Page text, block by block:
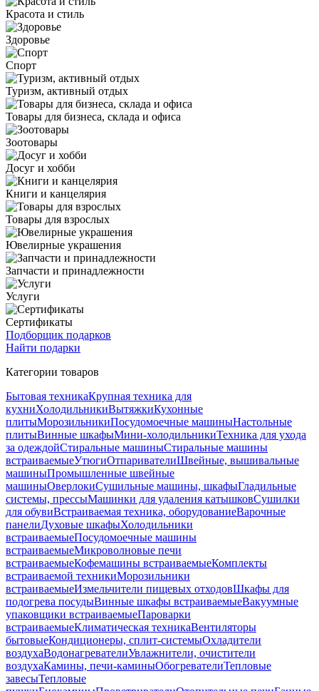
Красота и стиль
Здоровье
Спорт
Туризм, активный отдых
Товары для бизнеса, склада и офиса
Зоотовары
Досуг и хобби
Книги и канцелярия
Товары для взрослых
Ювелирные украшения
Запчасти и принадлежности
Услуги
Сертификаты
Подборщик подарков
Найти подарки
Категории товаров
Бытовая техникаКрупная техника для
кухниХолодильникиВытяжкиКухонные
плитыМорозильникиПосудомоечные машиныНастольные
плитыВинные шкафыМини-холодильникиТехника для ухода
за одеждойСтиральные машиныСтиральные машины
встраиваемыеУтюгиОтпаривателиШвейные, вышивальные
машиныПромышленные швейные
машиныОверлокиСушильные машины, шкафыГладильные
системы, прессыМашинки для удаления катышковСушилки
для обувиВстраиваемая техника, оборудованиеВарочные
панелиДуховые шкафыХолодильники
встраиваемыеПосудомоечные машины
встраиваемыеМикроволновые печи
встраиваемыеКофемашины встраиваемыеКомплекты
встраиваемой техникиМорозильники
встраиваемыеИзмельчители пищевых отходовШкафы для
подогрева посудыВинные шкафы встраиваемыеВакуумные
упаковщики встраиваемыеПароварки
встраиваемыеКлиматическая техникаВентиляторы
бытовыеКондиционеры, сплит-системыОхладители
воздухаВодонагревателиУвлажнители, очистители
воздухаКамины, печи-каминыОбогревателиТепловые
завесыТепловые